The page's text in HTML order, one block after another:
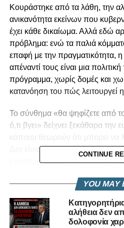
Κουράστηκε από τα λάθη, την
ανικανότητα εκείνων που
έχει κάθε δικαίωμα. Αλλά εδώ
πρόβλημα: ενώ τα παλιά
επαφή με την πραγματικότητα,
απέναντί τους είναι μια
πρόγραμμα, χωρίς δομές και
κατανόηση του πώς λειτουργεί η
Το σύνθημα «θα ψηφίζετε από
ό,τι βγει» δείχνει ξεκάθαρα την
Δεν είναι δημοκρατία αυτό.
εντυπωσιασμός. Ο κρατικός
δεν αποφασίζεται με ένα “ναι” ή
νομοσχέδια για ενέργεια,
υποδομές δεν λύνονται σαν
η «Άμεση Δημοκρατία» που
CONTINUE
YOU MAY
αλήθεια δεν
δολοφονία